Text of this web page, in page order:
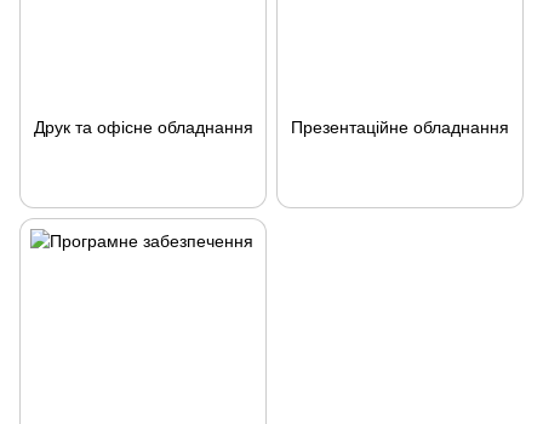
Друк та офісне обладнання Презентаційне обладнання